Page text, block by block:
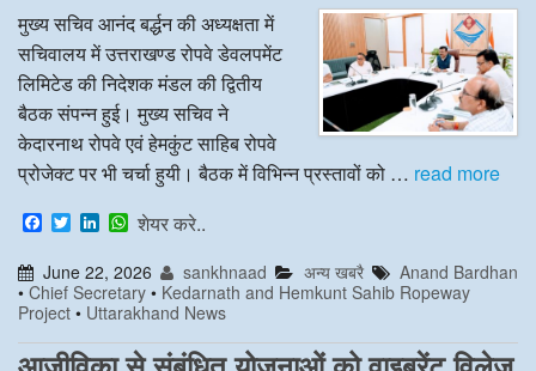
मुख्य सचिव आनंद बर्द्धन की अध्यक्षता में
सचिवालय में उत्तराखण्ड रोपवे डेवलपमेंट
लिमिटेड की निदेशक मंडल की द्वितीय
बैठक संपन्न हुई। मुख्य सचिव ने
केदारनाथ रोपवे एवं हेमकुंट साहिब रोपवे
प्रोजेक्ट पर भी चर्चा हुयी। बैठक में विभिन्न प्रस्तावों को … read more
F
a
c
e
b
o
o
k
T
w
t
t
e
r
L
n
k
e
d
I
n
W
a
t
s
A
p
p
शेयर करे..
June 22, 2026 sankhnaad अन्य खबरै
Anand Bardhan
• Chief Secretary • Kedarnath and Hemkunt Sahib Ropeway
Project • Uttarakhand News